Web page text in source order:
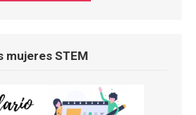
mujeres STEM